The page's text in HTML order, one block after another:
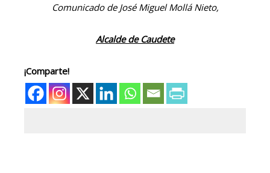
Comunicado de José Miguel Mollá Nieto,
Alcalde de Caudete
¡Comparte!